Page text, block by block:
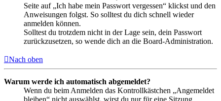
Seite auf „Ich habe mein Passwort vergessen“ klickst und den
Anweisungen folgst. So solltest du dich schnell wieder
anmelden können.
Solltest du trotzdem nicht in der Lage sein, dein Passwort
zurückzusetzen, so wende dich an die Board-Administration.
Nach oben
Warum werde ich automatisch abgemeldet?
Wenn du beim Anmelden das Kontrollkästchen „Angemeldet